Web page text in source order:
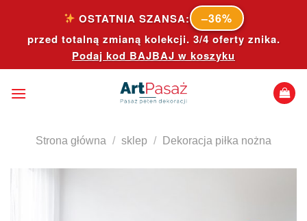
content
OSTATNIA SZANSA: –36%
przed totalną zmianą kolekcji. 3/4 oferty znika.
Podaj kod BAJBAJ w koszyku
Strona główna / sklep / Dekoracja piłka nożna